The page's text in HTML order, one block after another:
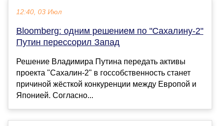
12:40, 03 Июл
Bloomberg: одним решением по "Сахалину-2"
Путин перессорил Запад
Решение Владимира Путина передать активы
проекта "Сахалин-2" в госсобственность станет
причиной жёсткой конкуренции между Европой и
Японией. Согласно...